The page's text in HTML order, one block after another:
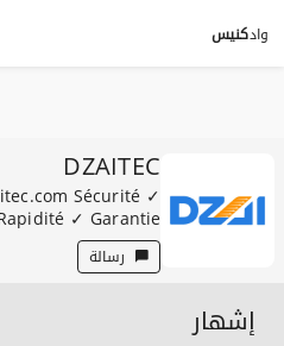
وادكنيس
DZAITEC
Sécurité ✓
✓ Garantie ✓
رسالة
إشهار